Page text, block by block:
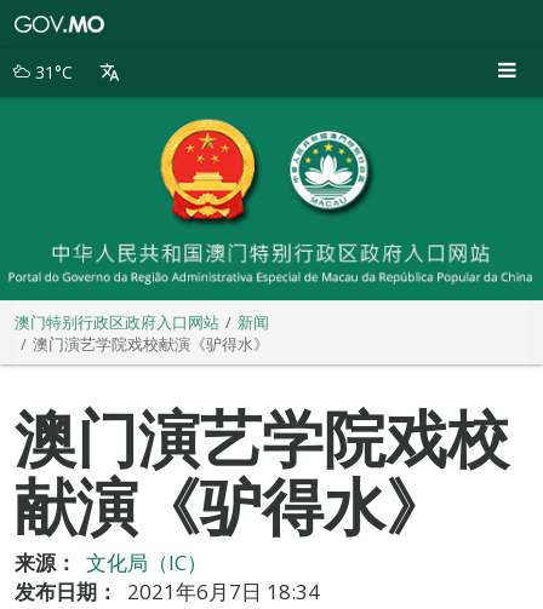
别
31°C
澳门特别行政区政府入口网站
新闻
澳门演艺学院戏校献演《驴得水》
澳门演艺学院戏校
献演《驴得水》
来源：
文化局（IC）
发布日期：
2021年6月7日 18:34